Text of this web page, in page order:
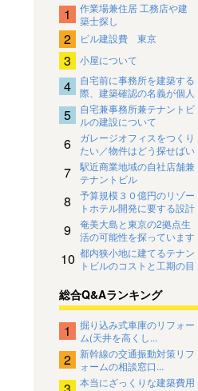
1
作業場兼住居 工務店や建
築士探し
2 ビル建設費 東京
3 小屋について
4
自宅前に事務所を建築する
際、建築確認の名義が個人
名になってしまい、金融公
庫の借入困難な場合
5
自宅兼事務所兼テナントビ
ルの建設について
6
ガレージオフィスをつくり
たい／物件はどう探せばい
い？法律は大丈夫？
7
駅近商業地域の自社店舗兼
テナントビル
8
予算規模３０億円のリゾー
トホテル開発に要する設計
デザイン料の相場について
9
奄美大島と東京の2拠点生
活の可能性を探っています
10 都内狭小地に建てるテナン
トビルのコストと工期の目
総合Q&Aランキング
1
掘り込み式車庫のリフォー
ム(天井を高くし...
2
新幹線の交通振動対策リフ
ォームの相談窓口...
本当にざっくりな建築費用